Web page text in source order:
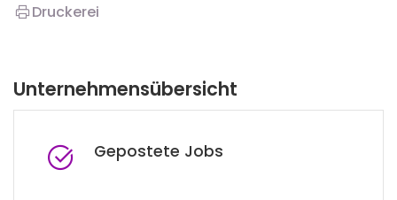
Druckerei
Unternehmensübersicht
Gepostete Jobs